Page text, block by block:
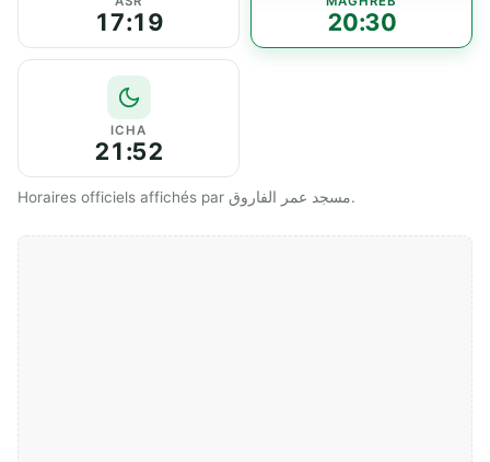
17:19 20:30
ICHA
21:52
Horaires officiels affichés par مسجد عمر الفاروق.